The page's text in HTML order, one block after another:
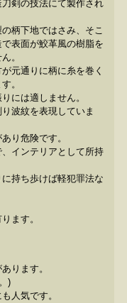
剣の技法にて製作され
柄下地ではさみ、そこ
表面が鮫革風の樹脂を
。
元通りに柄に糸を巻く
。
には適しません。
波紋を表現していま
り危険です。
インテリアとして所持
持ち歩けば軽犯罪法な
ます。
ります。
)
人気です。